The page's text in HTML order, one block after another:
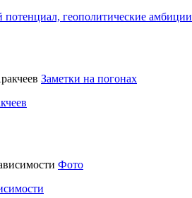
геополитические амбиции
Заметки на погонах
Фото